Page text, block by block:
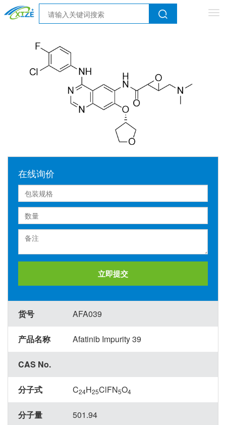
在线询价
立即提交
货号 AFA039
产品名称 Afatinib Impurity 39
CAS No.
分子式 C24H25ClFN5O4
分子量 501.94